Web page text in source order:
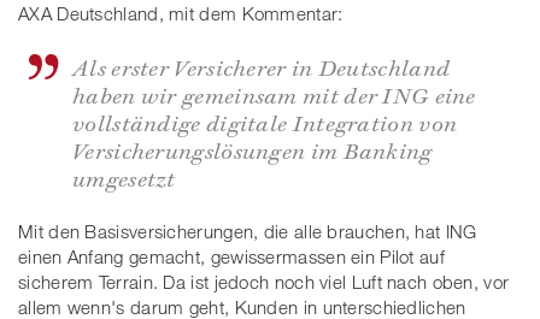
AXA Deutschland, mit dem Kommentar:
Als erster Versicherer in Deutschland
haben wir gemeinsam mit der ING eine
vollständige digitale Integration von
Versicherungslösungen im Banking
umgesetzt
Mit den Basisversicherungen, die alle brauchen, hat ING
einen Anfang gemacht, gewissermassen ein Pilot auf
sicherem Terrain. Da ist jedoch noch viel Luft nach oben, vor
allem wenn's darum geht, Kunden in unterschiedlichen